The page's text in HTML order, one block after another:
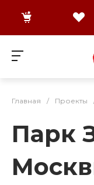
Главная / Проекты
Парк